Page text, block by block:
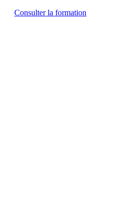
Consulter la formation